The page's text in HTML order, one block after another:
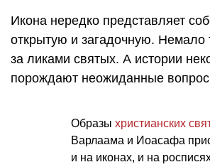
Икона нередко представляет
открытую и загадочную. Немало
за ликами святых. А истории
порождают неожиданные
Образы христианских
Варлаама и Иоасафа
и на иконах, и на